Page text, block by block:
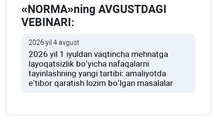
«NORMA»ning AVGUSTDAGI
VEBINARI:
2026 yil 4 avgust
2026 yil 1 iyuldan vaqtincha mehnatga
layoqatsizlik boʻyicha nafaqalarni
tayinlashning yangi tartibi: amaliyotda
e’tibor qaratish lozim boʻlgan masalalar